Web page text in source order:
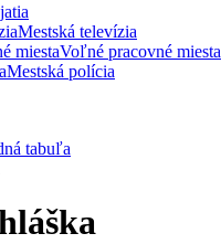
Mestská televízia
Voľné pracovné miesta
Mestská polícia
tabuľa